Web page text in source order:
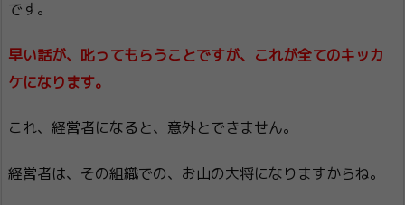
です。
早い話が、叱ってもらうことですが、これが全てのキッカ
ケになります。
これ、経営者になると、意外とできません。
経営者は、その組織での、お山の大将になりますからね。